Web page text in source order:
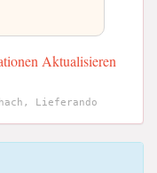
Aktualisieren
Lieferando